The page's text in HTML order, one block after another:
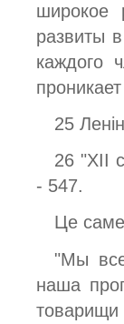
широкое
развиты
каждого
25
26 "XII
- 547.
Це саме
"Мы
наша